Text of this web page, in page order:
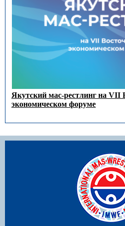
Якутский мас-рестлинг на VII
экономическом форуме